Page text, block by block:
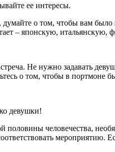
ее интересы.
о том, чтобы вам
– японскую, итальянскую,
Не нужно задавать
о том, чтобы в
девушки!
половины человечества,
мероприятию.